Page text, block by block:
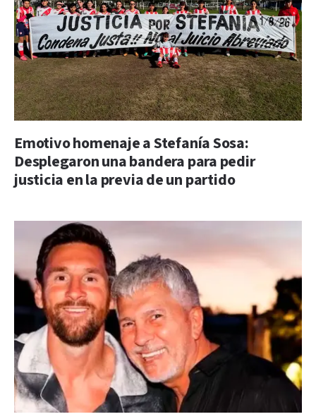
Emotivo homenaje a Stefanía Sosa:
Desplegaron una bandera para pedir
justicia en la previa de un partido